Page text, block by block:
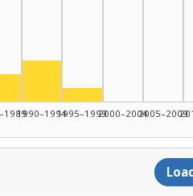
6 6
Actor, 1990–1994: 3
1990–1994
Actor, 1995–1999:
1995–19992000–20042005–2009